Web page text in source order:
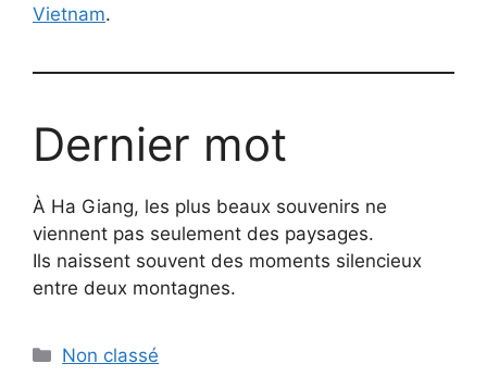
Vietnam.
Dernier mot
À Ha Giang, les plus beaux souvenirs ne
viennent pas seulement des paysages.
Ils naissent souvent des moments silencieux
entre deux montagnes.
Catégories
Non classé